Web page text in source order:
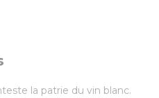
la patrie du vin blanc.